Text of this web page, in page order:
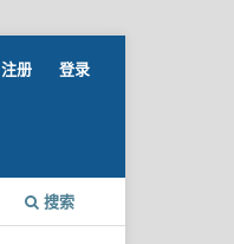
搜索
注册 登录